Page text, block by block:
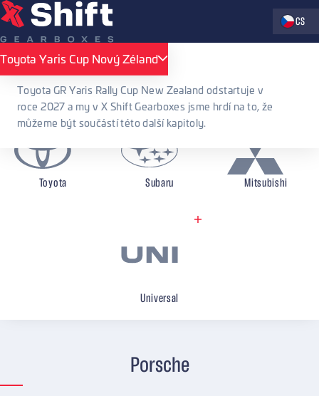
Zvolte
CS
Sekvenční převodovky Porsche
Toyota Subaru Mitsubishi
Universal
Porsche
Toyota Yaris Cup Nový Zéland
Toyota Yaris Cup Nový Zéland
Toyota GR Yaris Rally Cup New Zealand odstartuje v
roce 2027 a my v X Shift Gearboxes jsme hrdí na to, že
můžeme být součástí této další kapitoly.